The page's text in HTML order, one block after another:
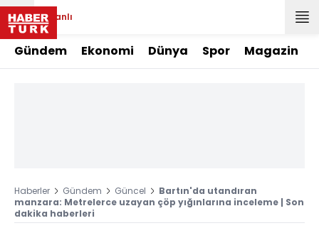
Canlı
Gündem Ekonomi Dünya Spor Magazin
Haberler Gündem Güncel
Bartın'da utandıran
manzara: Metrelerce uzayan çöp yığınlarına inceleme | Son
dakika haberleri